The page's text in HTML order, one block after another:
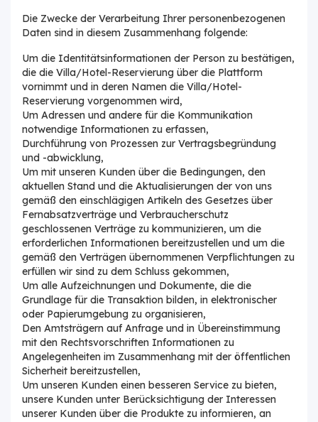
Die Zwecke der Verarbeitung Ihrer personenbezogenen
Daten sind in diesem Zusammenhang folgende:
Um die Identitätsinformationen der Person zu bestätigen,
die die Villa/Hotel-Reservierung über die Plattform
vornimmt und in deren Namen die Villa/Hotel-
Reservierung vorgenommen wird,
Um Adressen und andere für die Kommunikation
notwendige Informationen zu erfassen,
Durchführung von Prozessen zur Vertragsbegründung
und -abwicklung,
Um mit unseren Kunden über die Bedingungen, den
aktuellen Stand und die Aktualisierungen der von uns
gemäß den einschlägigen Artikeln des Gesetzes über
Fernabsatzverträge und Verbraucherschutz
geschlossenen Verträge zu kommunizieren, um die
erforderlichen Informationen bereitzustellen und um die
gemäß den Verträgen übernommenen Verpflichtungen zu
erfüllen wir sind zu dem Schluss gekommen,
Um alle Aufzeichnungen und Dokumente, die die
Grundlage für die Transaktion bilden, in elektronischer
oder Papierumgebung zu organisieren,
Den Amtsträgern auf Anfrage und in Übereinstimmung
mit den Rechtsvorschriften Informationen zu
Angelegenheiten im Zusammenhang mit der öffentlichen
Sicherheit bereitzustellen,
Um unseren Kunden einen besseren Service zu bieten,
unsere Kunden unter Berücksichtigung der Interessen
unserer Kunden über die Produkte zu informieren, an